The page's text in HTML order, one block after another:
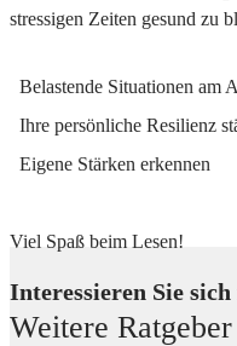
stressigen Zeiten gesund zu
Belastende Situationen am
Ihre persönliche Resilienz
Eigene Stärken erkennen
Viel Spaß beim Lesen!
Interessieren Sie
Weitere